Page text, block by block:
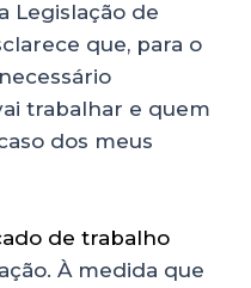
Legislação de
que, para o
trabalhar e quem
dos meus
de trabalho
À medida que